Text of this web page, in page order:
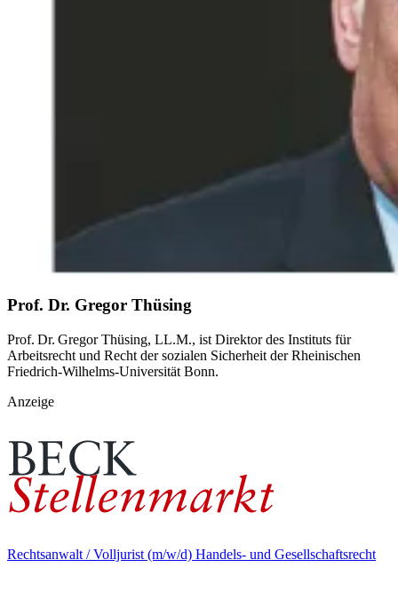
Prof. Dr. Gregor Thüsing
Prof. Dr. Gregor Thüsing, LL.M., ist Direktor des Instituts für
Arbeitsrecht und Recht der sozialen Sicherheit der Rheinischen
Friedrich-Wilhelms-Universität Bonn.
Anzeige
Rechtsanwalt / Volljurist (m/w/d) Handels- und Gesellschaftsrecht